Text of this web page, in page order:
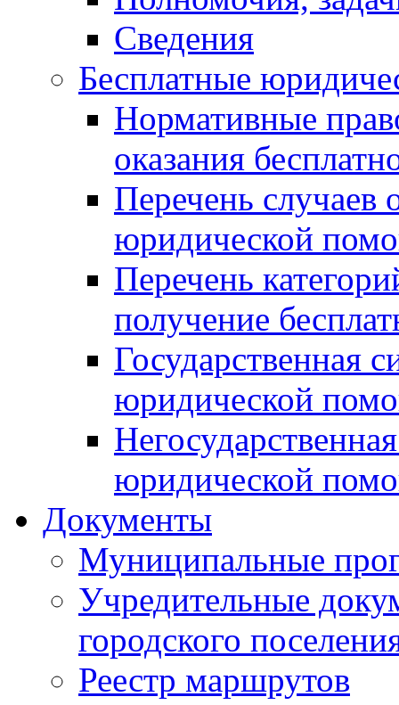
Сведения
Бесплатные
Нормативные
оказания
Перечень случаев
юридической
Перечень
получение
Государственная
юридической
юридической
Документы
Муниципальные
Учредительные
городского
Реестр маршрутов